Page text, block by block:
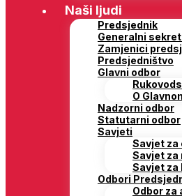
Naši ljudi
Predsjednik
Generalni
Zamjenici
Predsjedništvo
Glavni odbor
O
Nadzorni odbor
Statutarni odbor
Savjeti
Savjet za
Savjet za
Savjet za
Odbori
Odbor